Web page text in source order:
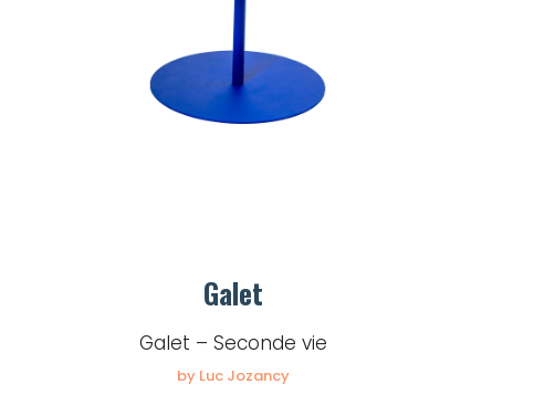
Galet
Galet – Seconde vie
by Luc Jozancy